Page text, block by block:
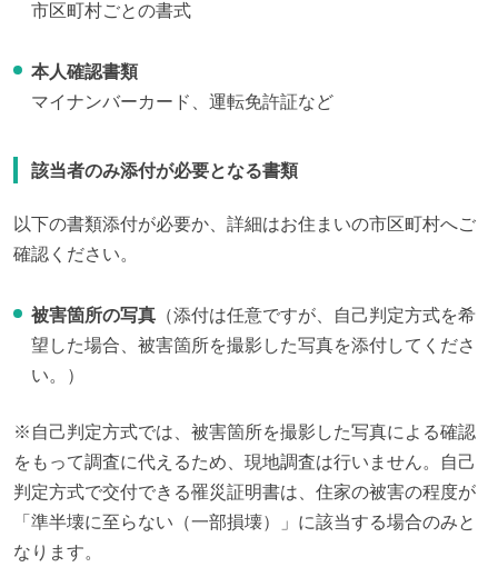
市区町村ごとの書式
本人確認書類
マイナンバーカード、運転免許証など
該当者のみ添付が必要となる書類
以下の書類添付が必要か、詳細はお住まいの市区町村へご
確認ください。
被害箇所の写真 （添付は任意ですが、自己判定方式を希
望した場合、被害箇所を撮影した写真を添付してくださ
い。）
※自己判定方式では、被害箇所を撮影した写真による確認
をもって調査に代えるため、現地調査は行いません。自己
判定方式で交付できる罹災証明書は、住家の被害の程度が
「準半壊に至らない（一部損壊）」に該当する場合のみと
なります。